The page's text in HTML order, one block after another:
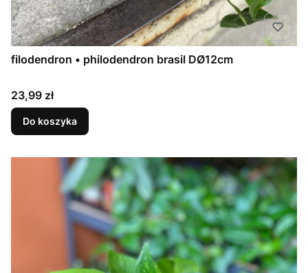
filodendron • philodendron brasil DØ12cm
Cena
23,99 zł
Do koszyka